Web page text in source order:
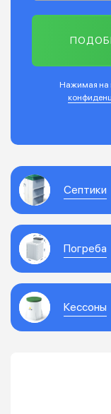
Нажимая на
Септики
Погреба
Кессоны